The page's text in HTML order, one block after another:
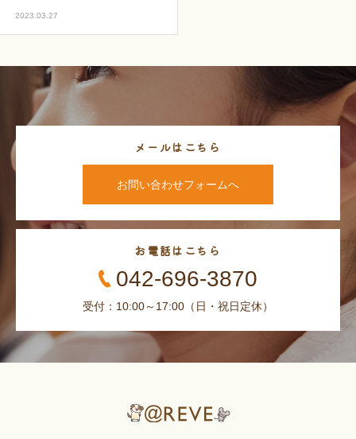
2023.03.27
メールはこちら
お問い合わせフォームへ
お電話はこちら
042-696-3870
受付：10:00～17:00（日・祝日定休）